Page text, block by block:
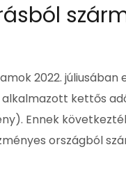
2022.
kettős
Ennek
országból